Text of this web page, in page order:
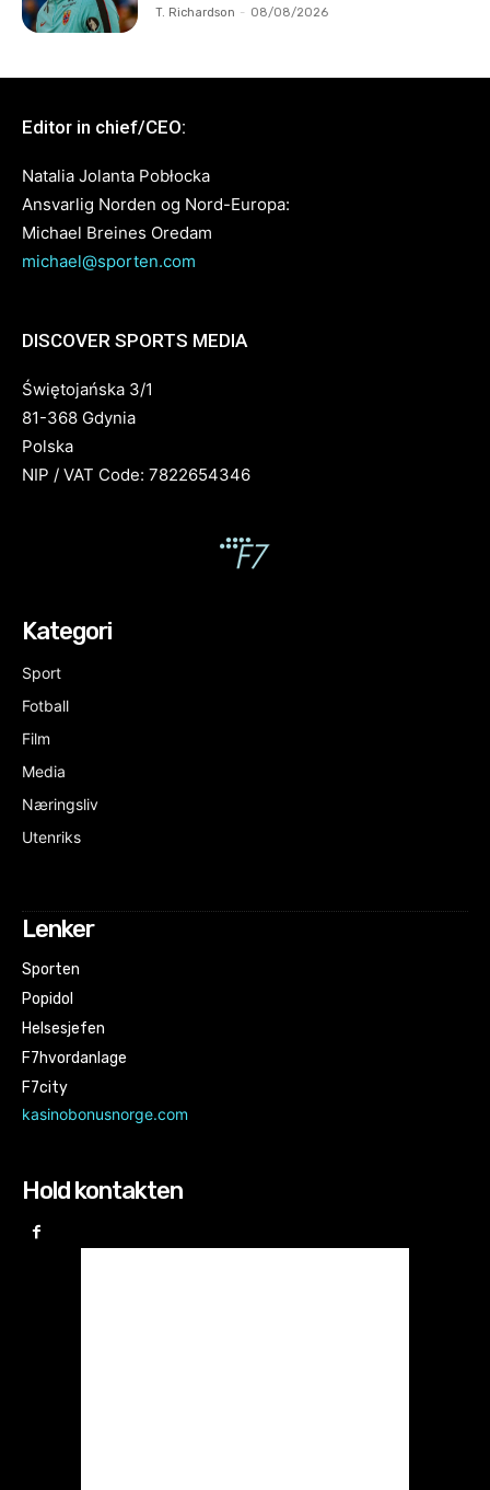
T. Richardson - 08/08/2026
Editor in chief/CEO:
Natalia Jolanta Pobłocka
Ansvarlig Norden og Nord-Europa:
Michael Breines Oredam
michael@sporten.com
DISCOVER SPORTS MEDIA
Świętojańska 3/1
81-368 Gdynia
Polska
NIP / VAT Code: 7822654346
Kategori
Sport
Fotball
Film
Media
Næringsliv
Utenriks
Lenker
Sporten
Popidol
Helsesjefen
F7hvordanlage
F7city
kasinobonusnorge.com
Hold kontakten